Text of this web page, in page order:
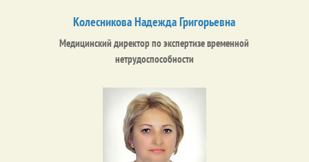
Колесникова Надежда Григорьевна
Медицинский директор по экспертизе временной
нетрудоспособности